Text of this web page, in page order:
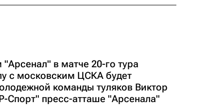
в матче 20-го тура
с московским ЦСКА будет
команды туляков Виктор
Спорт" пресс-атташе "Арсенала"